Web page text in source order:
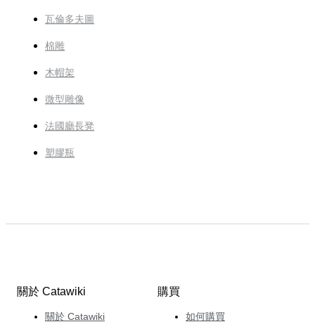
瓦倫多夫圖
棉雕
木帽架
微型雕像
法國廳長凳
塑膠瓶
關於 Catawiki
關於 Catawiki
購買
如何購買